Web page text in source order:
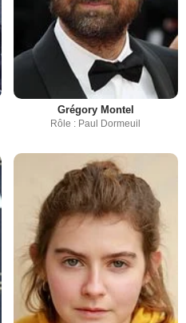
Grégory Montel
Rôle : Paul Dormeuil